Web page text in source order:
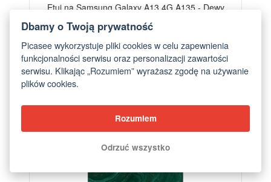
Etui na Samsung Galaxy A13 4G A135 - Dewy
Dawn
od 76,70 zł
Dbamy o Twoją prywatność
Picasee wykorzystuje pliki cookies w celu zapewnienia
funkcjonalności serwisu oraz personalizacji zawartości
serwisu. Klikając „Rozumiem” wyrażasz zgodę na używanie
plików cookies.
Rozumiem
Odrzuć wszystko